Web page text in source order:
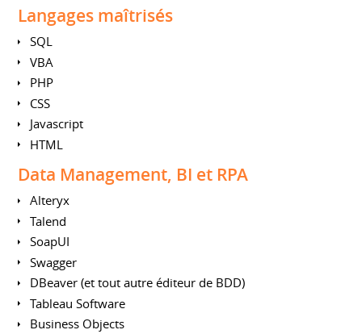
Langages maîtrisés
SQL
VBA
PHP
CSS
Javascript
HTML
Data Management, BI et RPA
Alteryx
Talend
SoapUI
Swagger
DBeaver (et tout autre éditeur de BDD)
Tableau Software
Business Objects